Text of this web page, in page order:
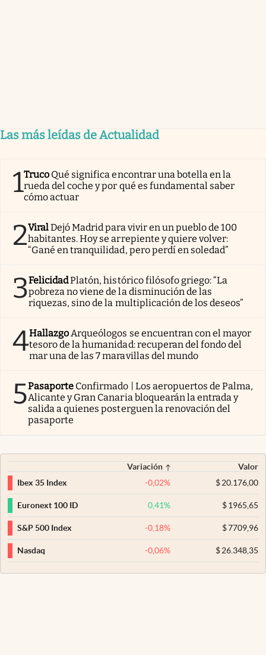
Las más leídas de Actualidad
1Truco Qué significa encontrar una botella en la
rueda del coche y por qué es fundamental saber
cómo actuar
2ViralDejó Madrid para vivir en un pueblo de 100
habitantes. Hoy se arrepiente y quiere volver:
“Gané en tranquilidad, pero perdí en soledad”
3FelicidadPlatón, histórico filósofo griego: “La
pobreza no viene de la disminución de las
riquezas, sino de la multiplicación de los deseos”
4Hallazgo Arqueólogos se encuentran con el mayor
tesoro de la humanidad: recuperan del fondo del
mar una de las 7 maravillas del mundo
5Pasaporte Confirmado | Los aeropuertos de Palma,
Alicante y Gran Canaria bloquearán la entrada y
salida a quienes posterguen la renovación del
pasaporte
Variación
Valor
Ibex 35 Index
-0,02% $20.176,00
Euronext 100 ID 0,41% $1965,65
S&P 500 Index -0,18% $7709,96
Nasdaq -0,06% $26.348,35